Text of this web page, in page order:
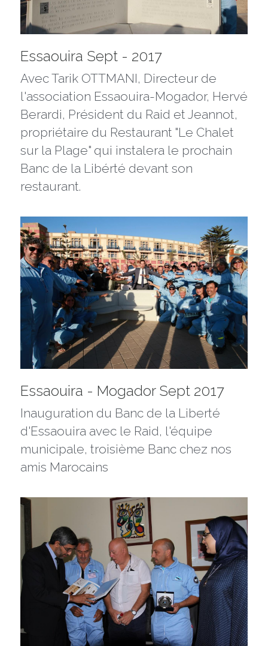
Essaouira Sept - 2017
Avec Tarik OTTMANI, Directeur de
l'association Essaouira-Mogador, Hervé
Berardi, Président du Raid et Jeannot,
propriétaire du Restaurant "Le Chalet
sur la Plage" qui instalera le prochain
Banc de la Libérté devant son
restaurant.
Essaouira - Mogador Sept 2017
Inauguration du Banc de la Liberté
d'Essaouira avec le Raid, l'équipe
municipale, troisième Banc chez nos
amis Marocains